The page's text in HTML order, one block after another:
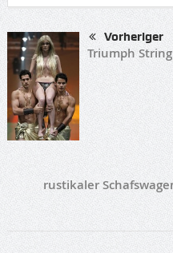
Vorheriger
Triumph
rustikaler